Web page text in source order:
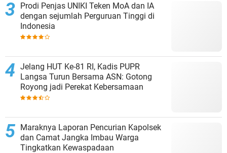
Prodi Penjas UNIKI Teken MoA dan IA
dengan sejumlah Perguruan Tinggi di
Indonesia
Jelang HUT Ke-81 RI, Kadis PUPR
Langsa Turun Bersama ASN: Gotong
Royong jadi Perekat Kebersamaan
Maraknya Laporan Pencurian Kapolsek
dan Camat Jangka Imbau Warga
Tingkatkan Kewaspadaan